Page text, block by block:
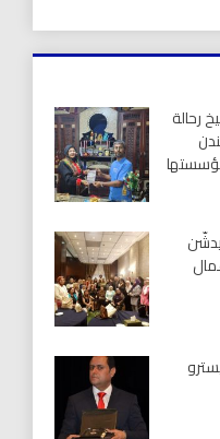
رحالة
يدشّن